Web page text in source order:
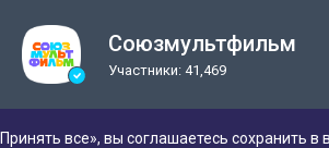
Союзмультфильм
Участники: 41,469
все», вы соглашаетесь сохранить